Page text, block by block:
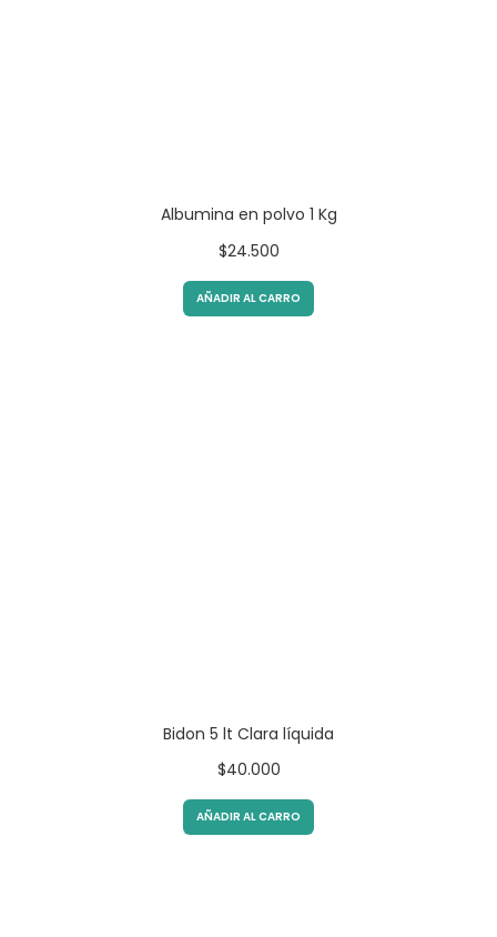
Albumina en polvo 1 Kg
$24.500
AÑADIR AL CARRO
Bidon 5 lt Clara líquida
$40.000
AÑADIR AL CARRO